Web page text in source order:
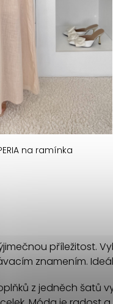
na ramínka
příležitost.
znamením.
z jedněch šatů